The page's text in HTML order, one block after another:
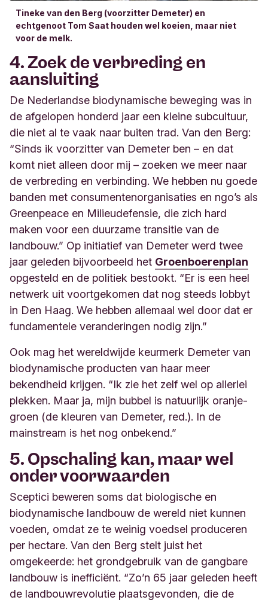
Tineke van den Berg (voorzitter Demeter) en
echtgenoot Tom Saat houden wel koeien, maar niet
voor de melk.
4. Zoek de verbreding en
aansluiting
De Nederlandse biodynamische beweging was in
de afgelopen honderd jaar een kleine subcultuur,
die niet al te vaak naar buiten trad. Van den Berg:
“Sinds ik voorzitter van Demeter ben – en dat
komt niet alleen door mij – zoeken we meer naar
de verbreding en verbinding. We hebben nu goede
banden met consumentenorganisaties en ngo’s als
Greenpeace en Milieudefensie, die zich hard
maken voor een duurzame transitie van de
landbouw.” Op initiatief van Demeter werd twee
jaar geleden bijvoorbeeld het Groenboerenplan
opgesteld en de politiek bestookt. “Er is een heel
netwerk uit voortgekomen dat nog steeds lobbyt
in Den Haag. We hebben allemaal wel door dat er
fundamentele veranderingen nodig zijn.”
Ook mag het wereldwijde keurmerk Demeter van
biodynamische producten van haar meer
bekendheid krijgen. “Ik zie het zelf wel op allerlei
plekken. Maar ja, mijn bubbel is natuurlijk oranje-
groen (de kleuren van Demeter, red.). In de
mainstream is het nog onbekend.”
5. Opschaling kan, maar wel
onder voorwaarden
Sceptici beweren soms dat biologische en
biodynamische landbouw de wereld niet kunnen
voeden, omdat ze te weinig voedsel produceren
per hectare. Van den Berg stelt juist het
omgekeerde: het grondgebruik van de gangbare
landbouw is inefficiënt. “Zo’n 65 jaar geleden heeft
de landbouwrevolutie plaatsgevonden, die de